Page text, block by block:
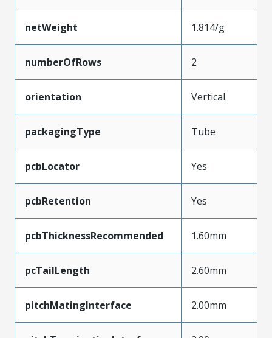
netWeight 1.814/g
numberOfRows 2
orientation Vertical
packagingType Tube
pcbLocator Yes
pcbRetention Yes
pcbThicknessRecommended 1.60mm
pcTailLength 2.60mm
pitchMatingInterface 2.00mm